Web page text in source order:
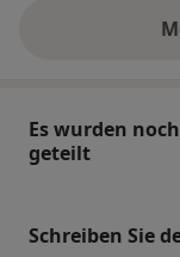
Es wurden
geteilt
Schreiben Sie